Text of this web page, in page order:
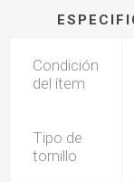
Condición
del ítem
Tipo de
tornillo